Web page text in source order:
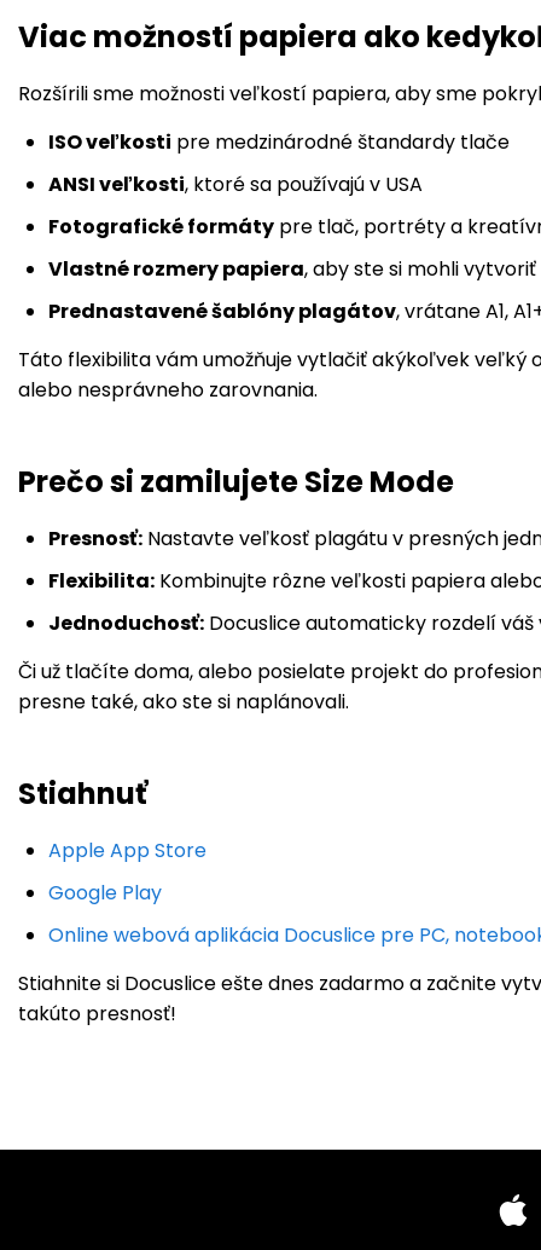
Viac možností papiera ako
Rozšírili sme možnosti veľkostí papiera, aby sme
ISO veľkosti pre medzinárodné štandardy tlače
ANSI veľkosti, ktoré sa používajú v USA
Fotografické formáty pre tlač, portréty a
Vlastné rozmery papiera, aby ste si mohli
Prednastavené šablóny plagátov, vrátane A1,
Táto flexibilita vám umožňuje vytlačiť akýkoľvek veľký
alebo nesprávneho zarovnania.
Prečo si zamilujete Size Mode
Presnosť: Nastavte veľkosť plagátu v presných
Flexibilita: Kombinujte rôzne veľkosti papiera
Jednoduchosť: Docuslice automaticky rozdelí
Či už tlačíte doma, alebo posielate projekt do
presne také, ako ste si naplánovali.
Stiahnuť
Apple App Store
Google Play
Online webová aplikácia Docuslice pre PC,
Stiahnite si Docuslice ešte dnes zadarmo a začnite
takúto presnosť!